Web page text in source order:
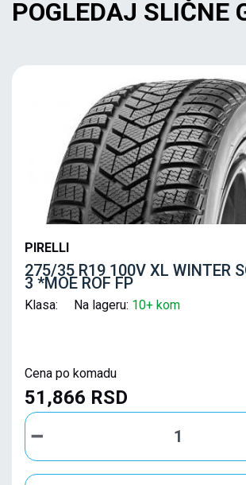
POGLEDAJ SLIČNE
PIRELLI
275/35 R19 100V XL WINTER
3 *MOE ROF FP
Klasa: Na lageru: 10+ kom
Cena po komadu
51,866 RSD